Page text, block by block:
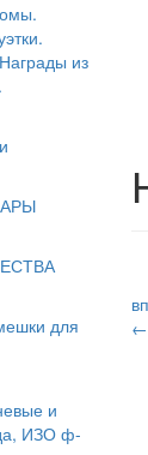
из
для
и
ИЗО ф-
←